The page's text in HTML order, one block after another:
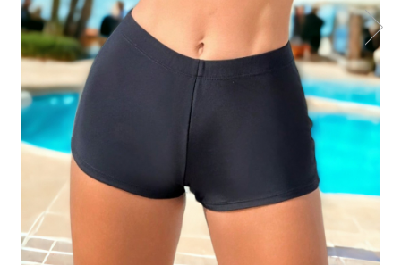
Rochii de plaja
Sort baie barbati
Genti plaja
Pijamale copii
Pijamale bebelusi
Pijamale salopeta copii
Pijamale cocolino copii
Pijamale bumbac copii
Pijamale cuplu
Pijamale Craciun
Pijamale cocolino cuplu
Pijamale familie
Pijamale finet
Sosete